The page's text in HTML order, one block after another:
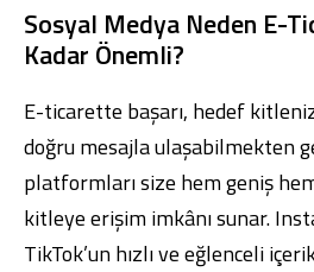
Sosyal Medya Neden E-
Kadar Önemli?
E-ticarette başarı, hedef
doğru mesajla ulaşabilmekten
platformları size hem geniş
kitleye erişim imkânı sunar.
TikTok’un hızlı ve eğlenceli